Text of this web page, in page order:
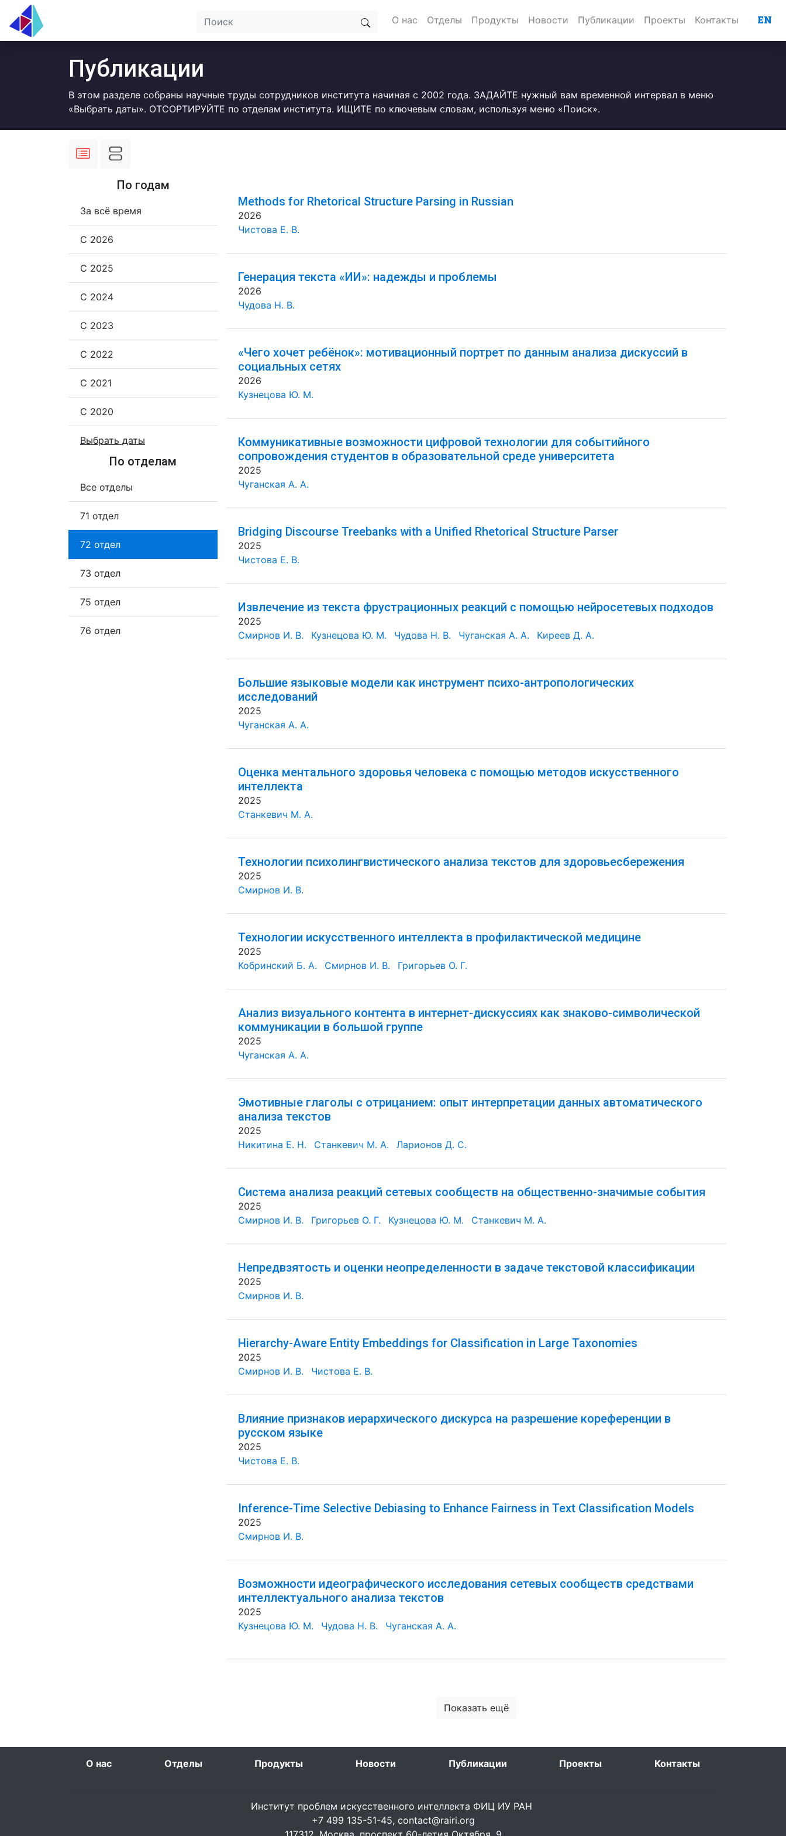
О нас Отделы Продукты Новости Публикации Проекты Контакты EN
Публикации
В этом разделе собраны научные труды сотрудников института начиная с 2002 года. ЗАДАЙТЕ нужный вам временной интервал в меню
«Выбрать даты». ОТСОРТИРУЙТЕ по отделам института. ИЩИТЕ по ключевым словам, используя меню «Поиск».
По годам
За всё время
С 2026
С 2025
С 2024
С 2023
С 2022
С 2021
С 2020
Выбрать даты
По отделам
Все отделы
71 отдел
72 отдел
73 отдел
75 отдел
76 отдел
Methods for Rhetorical Structure Parsing in Russian
2026
Чистова Е. В.
Генерация текста «ИИ»: надежды и проблемы
2026
Чудова Н. В.
«Чего хочет ребёнок»: мотивационный портрет по данным анализа дискуссий в
социальных сетях
2026
Кузнецова Ю. М.
Коммуникативные возможности цифровой технологии для событийного
сопровождения студентов в образовательной среде университета
2025
Чуганская А. А.
Bridging Discourse Treebanks with a Unified Rhetorical Structure Parser
2025
Чистова Е. В.
Извлечение из текста фрустрационных реакций с помощью нейросетевых подходов
2025
Смирнов И. В.
Кузнецова Ю. М. Чудова Н. В. Чуганская А. А. Киреев Д. А.
Большие языковые модели как инструмент психо-антропологических
исследований
2025
Чуганская А. А.
Оценка ментального здоровья человека с помощью методов искусственного
интеллекта
2025
Станкевич М. А.
Технологии психолингвистического анализа текстов для здоровьесбережения
2025
Смирнов И. В.
Технологии искусственного интеллекта в профилактической медицине
2025
Кобринский Б. А.
Смирнов И. В. Григорьев О. Г.
Анализ визуального контента в интернет-дискуссиях как знаково-символической
коммуникации в большой группе
2025
Чуганская А. А.
Эмотивные глаголы с отрицанием: опыт интерпретации данных автоматического
анализа текстов
2025
Никитина Е. Н.
Станкевич М. А. Ларионов Д. С.
Система анализа реакций сетевых сообществ на общественно-значимые события
2025
Смирнов И. В.
Григорьев О. Г. Кузнецова Ю. М. Станкевич М. А.
Непредвзятость и оценки неопределенности в задаче текстовой классификации
2025
Смирнов И. В.
Hierarchy-Aware Entity Embeddings for Classification in Large Taxonomies
2025
Смирнов И. В.
Чистова Е. В.
Влияние признаков иерархического дискурса на разрешение кореференции в
русском языке
2025
Чистова Е. В.
Inference-Time Selective Debiasing to Enhance Fairness in Text Classification Models
2025
Смирнов И. В.
Возможности идеографического исследования сетевых сообществ средствами
интеллектуального анализа текстов
2025
Кузнецова Ю. М.
Чудова Н. В. Чуганская А. А.
Показать ещё
О нас Отделы Продукты Новости Публикации Проекты Контакты
Институт проблем искусственного интеллекта ФИЦ ИУ РАН
+7 499 135-51-45, contact@rairi.org